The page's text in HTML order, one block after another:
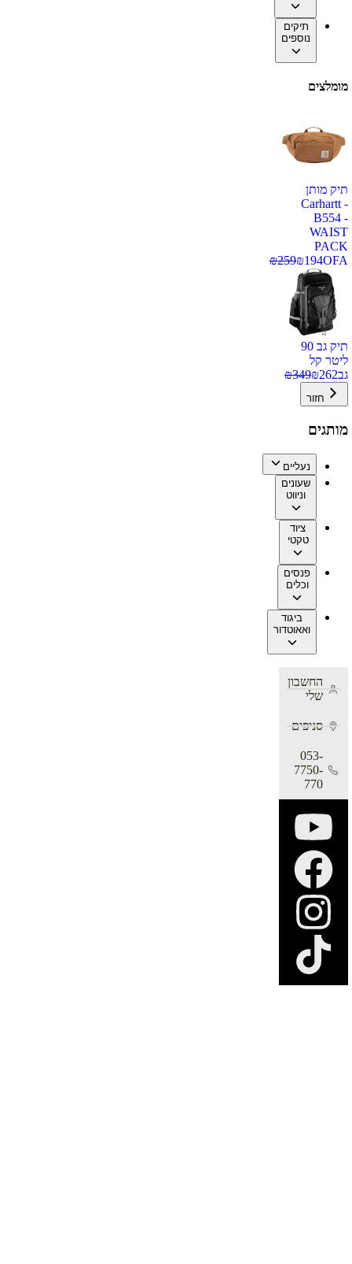
תיקים
נוספים
מומלצים
תיק מותן
Carhartt -
B554 -
WAIST
PACK
OFA
₪194
₪259
תיק גב 90
ליטר קל
גב
₪262
₪349
חזור
מותגים
נעליים
שעונים
וניווט
ציוד
טקטי
פנסים
וכלים
ביגוד
ואאוטדור
החשבון
שלי
סניפים
053-
7750-
770